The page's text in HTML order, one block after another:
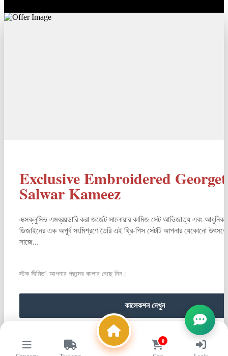
0
Exclusive Embroidered
Salwar Kameez
এক্সক্লুসিভ এমব্রয়ডারি করা জর্জেট সালোয়ার কামিজ সেট আভিজাত্য এবং আধুনিক
ডিজাইনের এক অপূর্ব সংমিশ্রণে তৈরি এই থ্রি-পিস সেটটি আপনার যেকোনো
সাজে...
স্টক সীমিত! আপনার পছন্দের কালার বেছে নিন।
কালেকশন দেখুন
POWERED BY WIT LIFESTYLE